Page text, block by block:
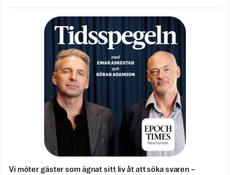
Vi möter gäster som ägnat sitt liv åt att söka svaren –